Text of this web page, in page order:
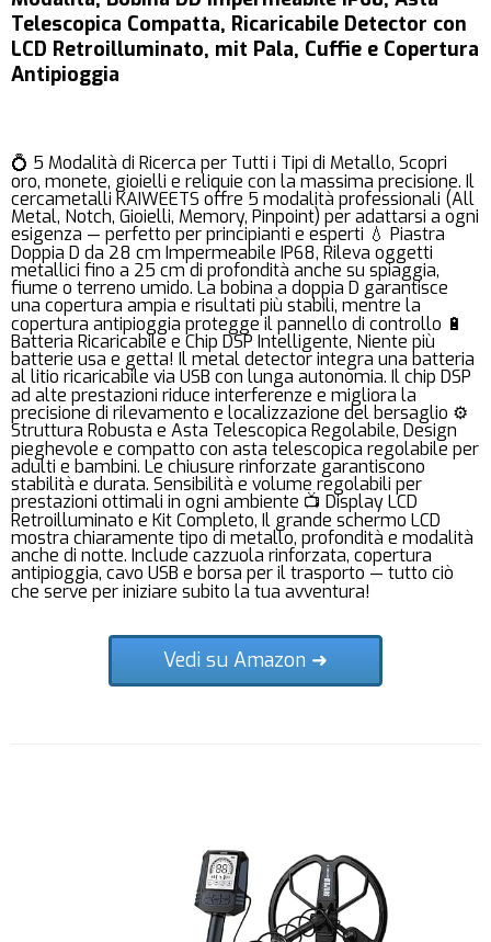
Telescopica Compatta, Ricaricabile Detector con
LCD Retroilluminato, mit Pala, Cuffie e Copertura
Antipioggia
💍 5 Modalità di Ricerca per Tutti i Tipi di Metallo, Scopri
oro, monete, gioielli e reliquie con la massima precisione. Il
cercametalli KAIWEETS offre 5 modalità professionali (All
Metal, Notch, Gioielli, Memory, Pinpoint) per adattarsi a ogni
esigenza — perfetto per principianti e esperti 💧 Piastra
Doppia D da 28 cm Impermeabile IP68, Rileva oggetti
metallici fino a 25 cm di profondità anche su spiaggia,
fiume o terreno umido. La bobina a doppia D garantisce
una copertura ampia e risultati più stabili, mentre la
copertura antipioggia protegge il pannello di controllo 🔋
Batteria Ricaricabile e Chip DSP Intelligente, Niente più
batterie usa e getta! Il metal detector integra una batteria
al litio ricaricabile via USB con lunga autonomia. Il chip DSP
ad alte prestazioni riduce interferenze e migliora la
precisione di rilevamento e localizzazione del bersaglio ⚙️
Struttura Robusta e Asta Telescopica Regolabile, Design
pieghevole e compatto con asta telescopica regolabile per
adulti e bambini. Le chiusure rinforzate garantiscono
stabilità e durata. Sensibilità e volume regolabili per
prestazioni ottimali in ogni ambiente 📺 Display LCD
Retroilluminato e Kit Completo, Il grande schermo LCD
mostra chiaramente tipo di metallo, profondità e modalità
anche di notte. Include cazzuola rinforzata, copertura
antipioggia, cavo USB e borsa per il trasporto — tutto ciò
che serve per iniziare subito la tua avventura!
Vedi su Amazon ➜